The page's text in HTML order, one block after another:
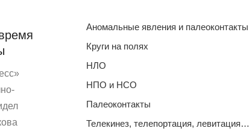
Аномальные явления и палеоконтакты
Круги на полях
НЛО
НПО и НСО
Палеоконтакты
Телекинез, телепортация, левитация…